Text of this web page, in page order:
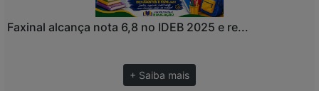
Faxinal alcança nota 6,8 no IDEB 2025 e re...
+ Saiba mais